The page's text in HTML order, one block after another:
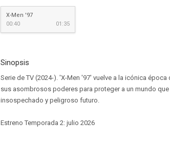
X-Men '97
00:40
01:35
Sinopsis
Serie de TV (2024-). 'X-Men '97' vuelve a la icónica
sus asombrosos poderes para proteger a un mundo
insospechado y peligroso futuro.
Estreno Temporada 2: julio 2026